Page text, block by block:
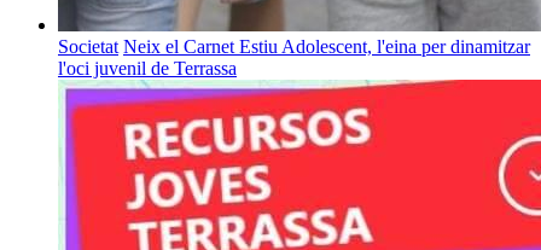
Societat Neix el Carnet Estiu Adolescent, l'eina per dinamitzar
l'oci juvenil de Terrassa